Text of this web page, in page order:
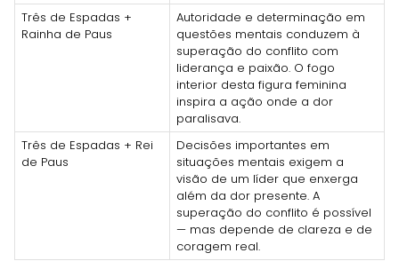
Três de Espadas +
Rainha de Paus
Autoridade e determinação em
questões mentais conduzem à
superação do conflito com
liderança e paixão. O fogo
interior desta figura feminina
inspira a ação onde a dor
paralisava.
Três de Espadas + Rei
de Paus
Decisões importantes em
situações mentais exigem a
visão de um líder que enxerga
além da dor presente. A
superação do conflito é possível
— mas depende de clareza e de
coragem real.